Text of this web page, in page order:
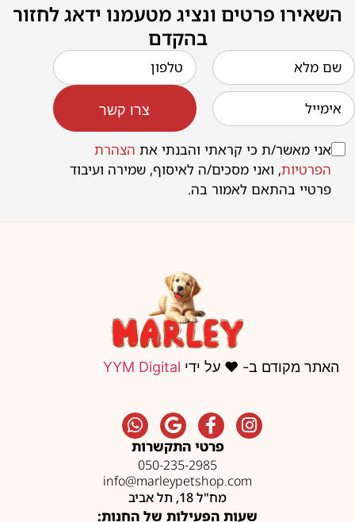
השאירו פרטים ונציג מטעמנו ידאג לחזור
בהקדם
אני מאשר/ת כי קראתי והבנתי את הצהרת
הפרטיות, ואני מסכים/ה לאיסוף, שמירה ועיבוד
פרטיי בהתאם לאמור בה.
צרו קשר
האתר מקודם ב- ❤️ על ידי YYM Digital
פרטי התקשרות
050-235-2985
info@marleypetshop.com
מח"ל 18, תל אביב
שעות הפעילות של החנות: